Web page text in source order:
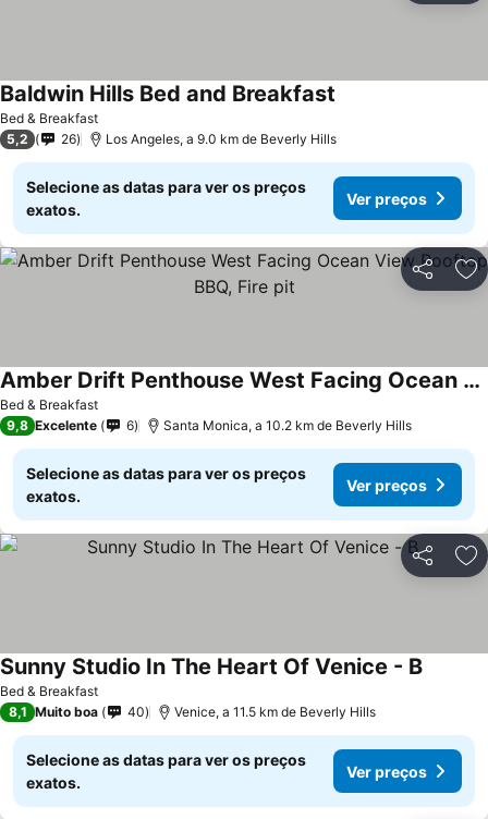
Bed & Breakfast
Baldwin Hills Bed and Breakfast
5,2 26 Los Angeles, a 9.0 km de Beverly Hills
Selecione as datas para ver os preços
exatos.
Ver preços
Partilhar
Bed & Breakfast
Amber Drift Penthouse West Facing Ocean View Rooftop BBQ, Fire pit
9,8 Excelente 6 Santa Monica, a 10.2 km de Beverly Hills
Selecione as datas para ver os preços
exatos.
Ver preços
Partilhar
Bed & Breakfast
Sunny Studio In The Heart Of Venice - B
8,1 Muito boa 40 Venice, a 11.5 km de Beverly Hills
Selecione as datas para ver os preços
exatos.
Ver preços